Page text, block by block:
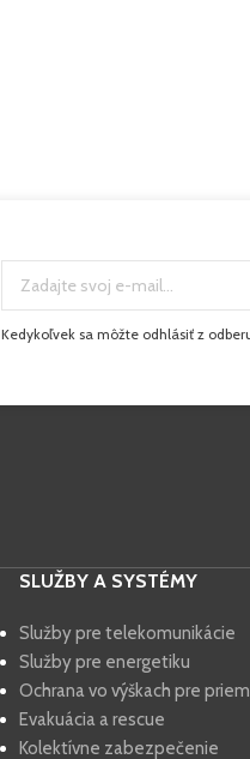
Kedykoľvek sa môžte odhlásiť z
SLUŽBY A SYSTÉMY
Služby pre telekomunikácie
Služby pre energetiku
Ochrana vo výškach pre
Evakuácia a rescue
Kolektívne zabezpečenie